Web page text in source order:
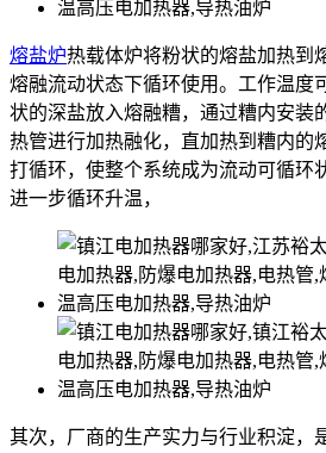
熔盐炉热载体炉将粉状的熔盐加热到
熔融流动状态下循环使用。工作温度
状的深盐放入熔融糟，通过糟内安装
热管进行加热融化，直加热到糟内的
打循环，使整个系统成为流动可循环
进一步循环升温，
其次，厂商的生产实力与行业积淀，